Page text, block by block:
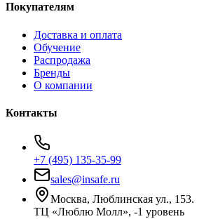
Покупателям
Доставка и оплата
Обучение
Распродажа
Бренды
О компании
Контакты
+7 (495) 135-35-99
sales@insafe.ru
Москва, Люблинская ул., 153.
ТЦ «Люблю Молл», -1 уровень